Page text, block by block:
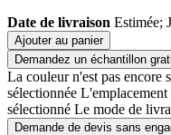
Date de livraison Estimée;
Ajouter au panier
Demandez un échantillon
La couleur n'est pas encore
sélectionnée L'emplacement
sélectionné Le mode de
Demande de devis sans